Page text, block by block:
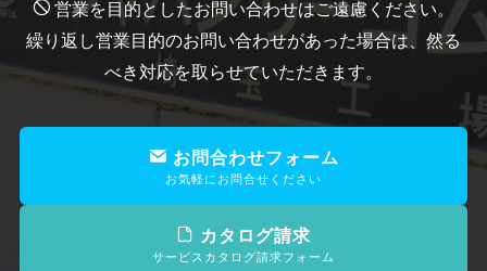
営業を目的としたお問い合わせはご遠慮ください。
繰り返し営業目的のお問い合わせがあった場合は、然る
べき対応を取らせていただきます。
お問合わせフォーム
お気軽にお問合せください
カタログ請求
サービスカタログ請求フォーム